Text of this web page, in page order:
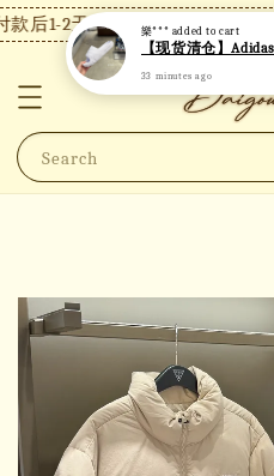
后1-2天内发货，24小时内未付
Search
樂*** added to cart
【现货清仓】
33 minutes ago